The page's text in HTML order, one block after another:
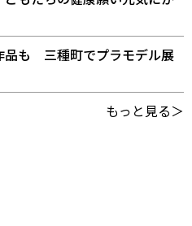
品も 三種町でプラモデル展
もっと見る＞